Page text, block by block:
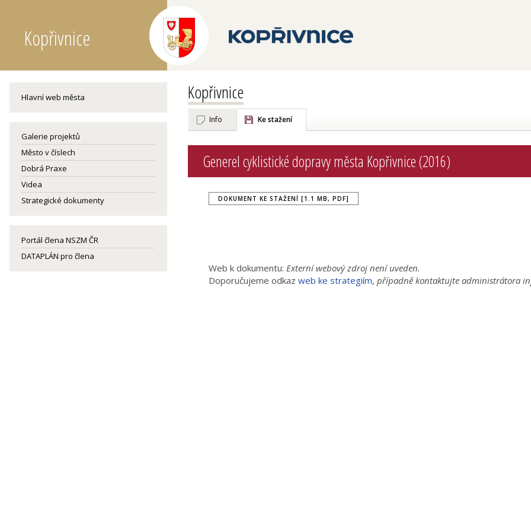
Kopřivnice
Hlavní web města
Galerie projektů
Město v číslech
Dobrá Praxe
Videa
Strategické dokumenty
Portál člena NSZM ČR
DATAPLÁN pro člena
Kopřivnice
Info Ke stažení
Generel cyklistické dopravy města Kopřivnice (2016)
DOKUMENT KE STAŽENÍ [1.1 MB, PDF]
Web k dokumentu: Externí webový zdroj není uveden.
Doporučujeme odkaz web ke strategiím, případně kontaktujte administrátora